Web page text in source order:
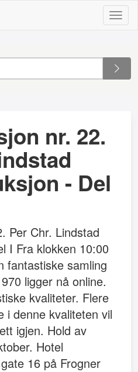
nr. 22.
- Del
Per Chr. Lindstad
I Fra klokken 10:00
fantastiske samling
ligger nå online.
kvaliteter. Flere
i denne kvaliteten vil
igjen. Hold av
Hotel
16 på Frogner